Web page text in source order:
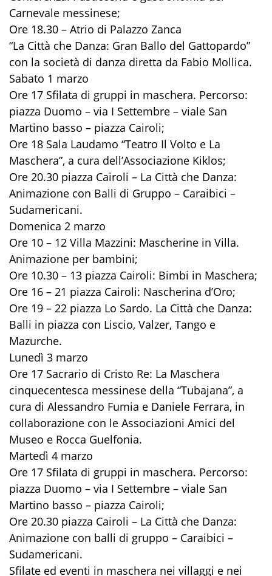
Carnevale messinese;
Ore 18.30 – Atrio di Palazzo Zanca
“La Città che Danza: Gran Ballo del Gattopardo”
con la società di danza diretta da Fabio Mollica.
Sabato 1 marzo
Ore 17 Sfilata di gruppi in maschera. Percorso:
piazza Duomo – via I Settembre – viale San
Martino basso – piazza Cairoli;
Ore 18 Sala Laudamo “Teatro Il Volto e La
Maschera”, a cura dell’Associazione Kiklos;
Ore 20.30 piazza Cairoli – La Città che Danza:
Animazione con Balli di Gruppo – Caraibici –
Sudamericani.
Domenica 2 marzo
Ore 10 – 12 Villa Mazzini: Mascherine in Villa.
Animazione per bambini;
Ore 10.30 – 13 piazza Cairoli: Bimbi in Maschera;
Ore 16 – 21 piazza Cairoli: Nascherina d’Oro;
Ore 19 – 22 piazza Lo Sardo. La Città che Danza:
Balli in piazza con Liscio, Valzer, Tango e
Mazurche.
Lunedì 3 marzo
Ore 17 Sacrario di Cristo Re: La Maschera
cinquecentesca messinese della “Tubajana”, a
cura di Alessandro Fumia e Daniele Ferrara, in
collaborazione con le Associazioni Amici del
Museo e Rocca Guelfonia.
Martedì 4 marzo
Ore 17 Sfilata di gruppi in maschera. Percorso:
piazza Duomo – via I Settembre – viale San
Martino basso – piazza Cairoli;
Ore 20.30 piazza Cairoli – La Città che Danza:
Animazione con balli di gruppo – Caraibici –
Sudamericani.
Sfilate ed eventi in maschera nei villaggi e nei